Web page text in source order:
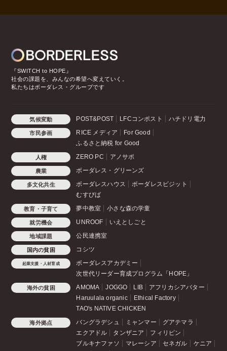
『SWITCH to HOPE』
社会の課題を、みんなの希望へ変えていく。
私たちはボーダレス・グループです
気候変動 POST&POST LFCコンポスト ハチドリ電力
市民参画 RICE メディア
For Good
ふるさと納税 for Good
人権 ZERO PC アノサポ
農業 ボーダレス・グリーンズ
多文化共生 ボーダレスハウス
ボーダレスビジット
むすびば
教育・子育て 夢中教室 小さな森の学童
就労機会 UNROOF いえとしごと
地域課題 公民連携室
国内の貧困 コシツ
起業支援・人材育成
ボーダレスアカデミー
次世代リーダー育成プログラム「HOPE」
海外の貧困 AMOMA JOGGO LIB
アフリカシアバター
Haruulala organic
Ethical Factory
TAO's NATIVE CHICKEN
海外拠点 バングラデシュ ミャンマー
グアテマラ
エクアドル
タンザニア
フィリピン
ブルキナファソ
マレーシア セネガル
ケニア